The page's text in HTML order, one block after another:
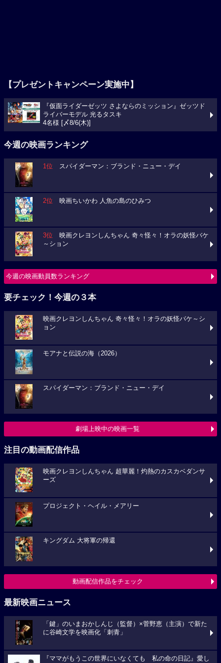
【プレゼントキャンペーン実施中】
『仮面ライダーゼッツ さよならのミッション』ゼッツド
ライバーモデル 光るタスキ
4名様 [〆8/6(木)]
今週の映画ランキング
1位 スパイダーマン：ブランド・ニュー・デイ
2位 映画ちいかわ 人魚の島のひみつ
3位 映画クレヨンしんちゃん 奇々怪々！オラの妖怪バケ
～ション
今週の映画動員数ランキング
要チェック！今週の３本
映画クレヨンしんちゃん 奇々怪々！オラの妖怪バケ～シ
ョン
モアナと伝説の海（2026）
スパイダーマン：ブランド・ニュー・デイ
劇場上映中の映画一覧
注目の動画配信作品
映画クレヨンしんちゃん 超華麗！灼熱のカスカベダンサ
ーズ
プロジェクト・ヘイル・メアリー
キングダム 大将軍の帰還
動画配信作品をチェック
最新映画ニュース
「鍵」のいまおかしんじ（監督）×菅野恵（主演）で新た
に谷崎文学を映画化「刺青」
『ママがもうこの世界にいなくても 私の命の日記』愛し